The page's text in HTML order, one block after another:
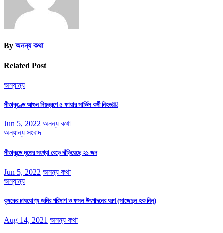
By অনন্য কথা
Related Post
অন্যান্য
সীতাকুণ্ডে আগুন নিয়ন্ত্রণে ৫ ফায়ার সার্ভিস কর্মী নিহত￼
Jun 5, 2022 অনন্য কথা
অন্যান্য সংবাদ
সীতাকুন্ডে মৃতের সংখ্যা বেড়ে দাঁড়িয়েছে ২১ জন
Jun 5, 2022 অনন্য কথা
অন্যান্য
কৃষকের চাষযোগ্য জমির পরিমাণ ও ফসল উৎপাদনের ধরণ (সাজেদুল হক নিলু)
Aug 14, 2021 অনন্য কথা